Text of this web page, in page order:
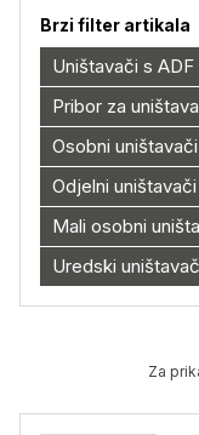
Brzi filter artikala
Uništavači s
Pribor za
Osobni uništavači
Odjelni uništavači
Mali osobni
Uredski
Za